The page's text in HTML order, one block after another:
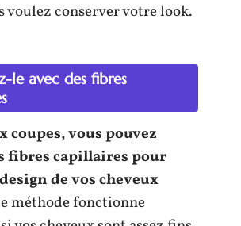
voulez conserver votre look.
le avec des fibres
coupes, vous pouvez
fibres capillaires pour
de vos cheveux
méthode fonctionne